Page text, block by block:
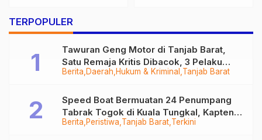
saat Perayaan Imlek
TERPOPULER
Berita Daerah Hukum & Kriminal Tanjab Barat
Tawuran Geng Motor di Tanjab Barat,
Satu Remaja Kritis Dibacok, 3 Pelaku
Ditangkap
Berita Peristiwa Tanjab Barat Terkini
Speed Boat Bermuatan 24 Penumpang
Tabrak Togok di Kuala Tungkal, Kapten
Sempat Hilang